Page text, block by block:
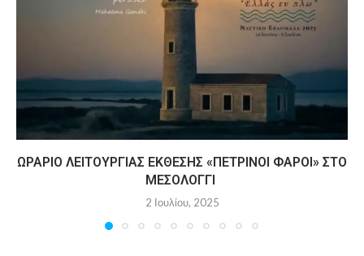
ΩΡΆΡΙΟ ΛΕΙΤΟΥΡΓΊΑΣ ΈΚΘΕΣΗΣ «ΠΈΤΡΙΝΟΙ ΦΆΡΟΙ» ΣΤΟ
ΜΕΣΟΛΌΓΓΙ
2 Ιουλίου, 2025